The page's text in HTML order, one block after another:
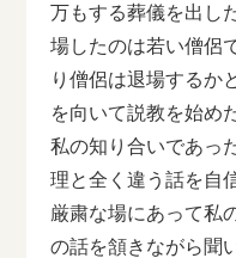
万もする葬儀を出し
場したのは若い僧侶
り僧侶は退場するか
を向いて説教を始め
私の知り合いであっ
理と全く違う話を自
厳粛な場にあって私
の話を頷きながら聞